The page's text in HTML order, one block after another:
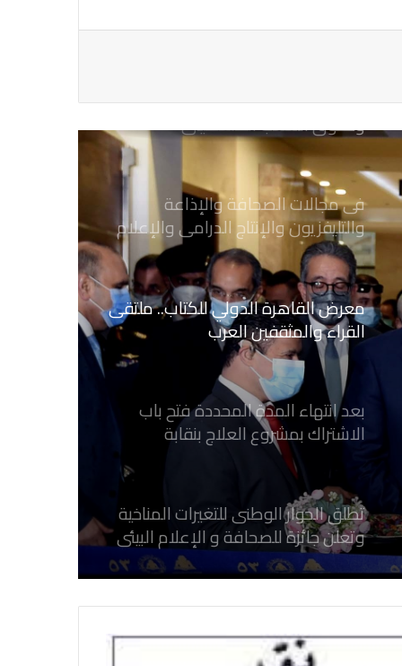
الفوري عن الزميل الصحفي اسحق
يدعو الى دعم القضية الفلسطينية
وحقوق الشعب الفلسطيني
فى مجالات الصحافة والإذاعة
والتليفزيون والإنتاج الدرامى والإعلام
الرقمي
معرض القاهرة الدولي للكتاب.. ملتقى
القراء والمثقفين العرب
بعد انتهاء المدة المحددة فتح باب
الاشتراك بمشروع العلاج بنقابة
الصحفيين المصريين
تطلق الحوار الوطنى للتغيرات المناخية
وتعلن جائزة للصحافة و الإعلام ‎البيئي
عن التغيرات المناخية
نقابة الصحفيين العراقيين تستقبل طلبة
كلية الإعلام بجامعة المستقبل في بابل